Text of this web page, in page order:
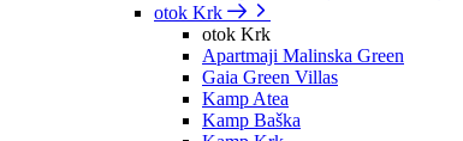
otok Krk
otok Krk
Apartmaji Malinska Green
Gaia Green Villas
Kamp Atea
Kamp Baška